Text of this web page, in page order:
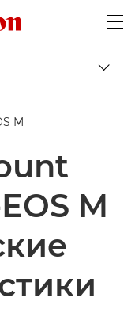
Canon Logo, back
M
M